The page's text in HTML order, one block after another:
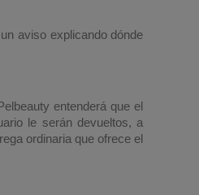
aviso explicando dónde
entenderá que el
le serán devueltos, a
ordinaria que ofrece el